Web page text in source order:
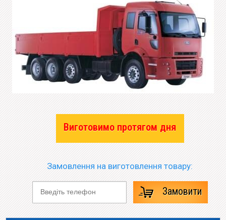
Виготовимо протягом дня
Замовлення на виготовлення товару:
Замовити